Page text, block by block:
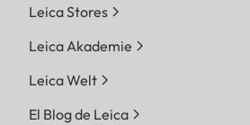
Leica Stores
Leica Akademie
Leica Welt
El Blog de Leica